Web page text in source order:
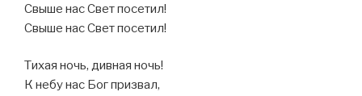
Свыше нас Свет посетил!
Свыше нас Свет посетил!
Тихая ночь, дивная ночь!
К небу нас Бог призвал,